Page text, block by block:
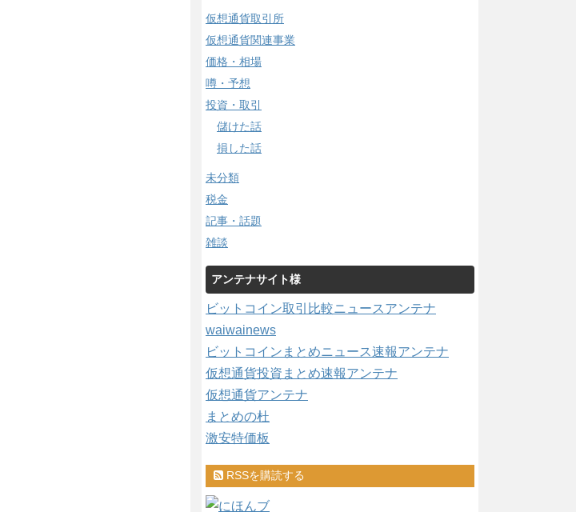
仮想通貨取引所
仮想通貨関連事業
価格・相場
噂・予想
投資・取引
儲けた話
損した話
未分類
税金
記事・話題
雑談
アンテナサイト様
ビットコイン取引比較ニュースアンテナ
waiwainews
ビットコインまとめニュース速報アンテナ
仮想通貨投資まとめ速報アンテナ
仮想通貨アンテナ
まとめの杜
激安特価板
RSSを購読する